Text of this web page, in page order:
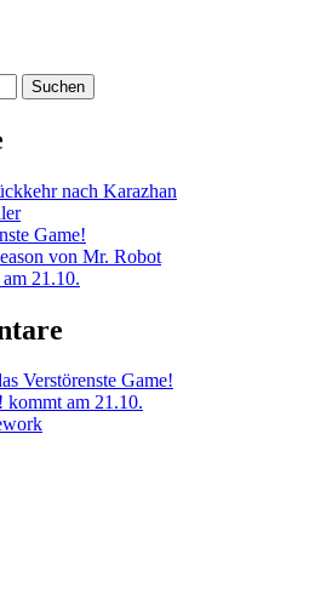
nach Karazhan
Game!
von Mr. Robot
21.10.
Verstörenste Game!
kommt am 21.10.